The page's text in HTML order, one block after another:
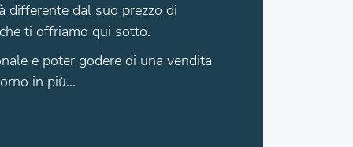
differente dal suo prezzo di
ti offriamo qui sotto.
e poter godere di una vendita
in più...